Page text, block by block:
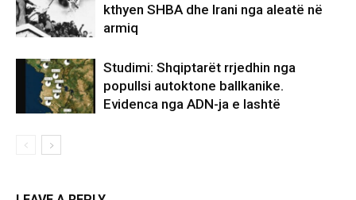
kthyen SHBA dhe Irani nga aleatë në
armiq
Studimi: Shqiptarët rrjedhin nga
popullsi autoktone ballkanike.
Evidenca nga ADN-ja e lashtë